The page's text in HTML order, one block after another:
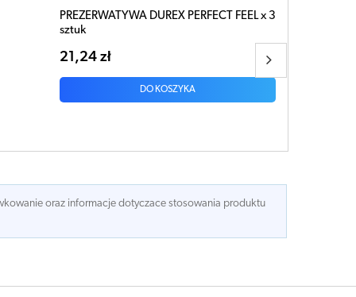
PREZERWATYWA DUREX Mutual Pleasure
x 10 sztuk
58,05 zł
DO KOSZYKA
oraz informacje dotyczace stosowania produktu